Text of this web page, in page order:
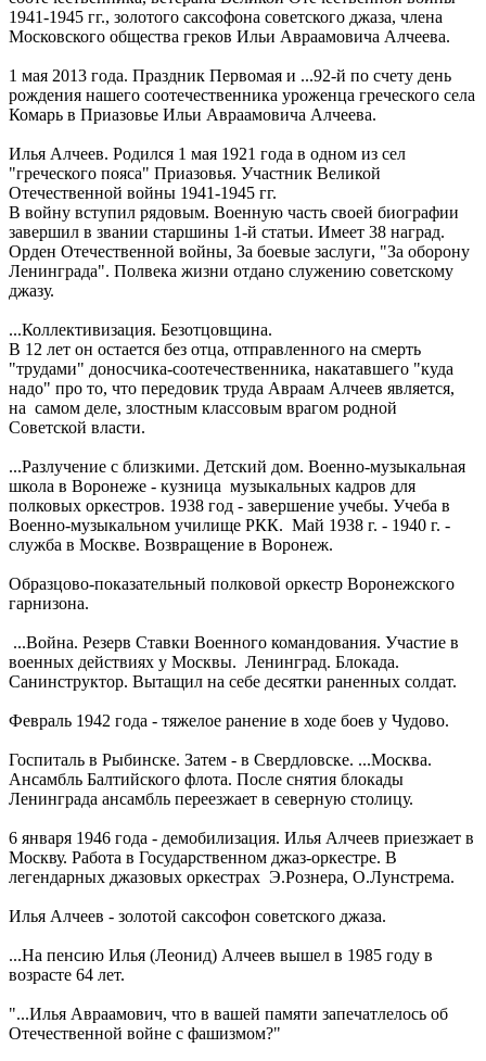
1941-1945 гг., золотого саксофона советского джаза, члена
Московского общества греков Ильи Авраамовича Алчеева.
1 мая 2013 года. Праздник Первомая и ...92-й по счету день
рождения нашего соотечественника уроженца греческого села
Комарь в Приазовье Ильи Авраамовича Алчеева.
Илья Алчеев. Родился 1 мая 1921 года в одном из сел
"греческого пояса" Приазовья. Участник Великой
Отечественной войны 1941-1945 гг.
В войну вступил рядовым. Военную часть своей биографии
завершил в звании старшины 1-й статьи. Имеет 38 наград.
Орден Отечественной войны, За боевые заслуги, "За оборону
Ленинграда". Полвека жизни отдано служению советскому
джазу.
...Коллективизация. Безотцовщина.
В 12 лет он остается без отца, отправленного на смерть
"трудами" доносчика-соотечественника, накатавшего "куда
надо" про то, что передовик труда Авраам Алчеев является,
на самом деле, злостным классовым врагом родной
Советской власти.
...Разлучение с близкими. Детский дом. Военно-музыкальная
школа в Воронеже - кузница музыкальных кадров для
полковых оркестров. 1938 год - завершение учебы. Учеба в
Военно-музыкальном училище РКК. Май 1938 г. - 1940 г. -
служба в Москве. Возвращение в Воронеж.
Образцово-показательный полковой оркестр Воронежского
гарнизона.
...Война. Резерв Ставки Военного командования. Участие в
военных действиях у Москвы. Ленинград. Блокада.
Санинструктор. Вытащил на себе десятки раненных солдат.
Февраль 1942 года - тяжелое ранение в ходе боев у Чудово.
Госпиталь в Рыбинске. Затем - в Свердловске. ...Москва.
Ансамбль Балтийского флота. После снятия блокады
Ленинграда ансамбль переезжает в северную столицу.
6 января 1946 года - демобилизация. Илья Алчеев приезжает в
Москву. Работа в Государственном джаз-оркестре. В
легендарных джазовых оркестрах Э.Рознера, О.Лунстрема.
Илья Алчеев - золотой саксофон советского джаза.
...На пенсию Илья (Леонид) Алчеев вышел в 1985 году в
возрасте 64 лет.
"...Илья Авраамович, что в вашей памяти запечатлелось об
Отечественной войне с фашизмом?"